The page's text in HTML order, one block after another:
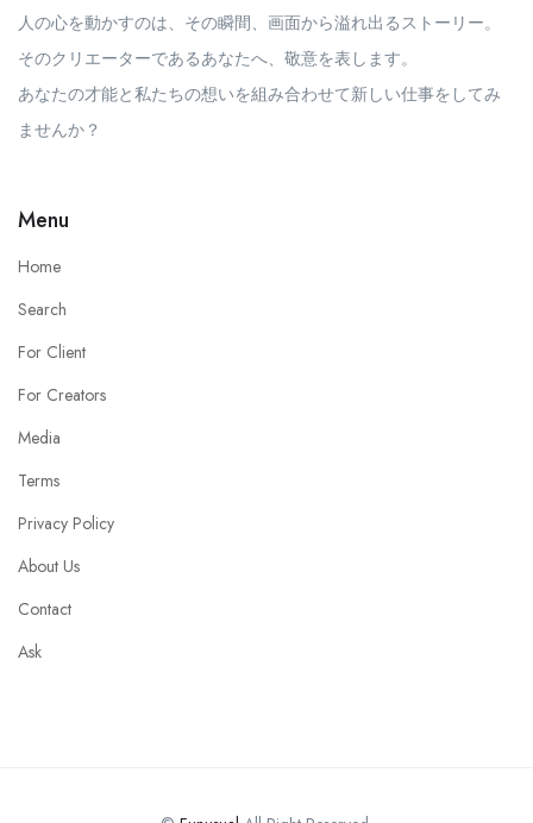
人の心を動かすのは、その瞬間、画面から溢れ出るストーリー。
そのクリエーターであるあなたへ、敬意を表します。
あなたの才能と私たちの想いを組み合わせて新しい仕事をしてみ
ませんか？
Menu
Home
Search
For Client
For Creators
Media
Terms
Privacy Policy
About Us
Contact
Ask